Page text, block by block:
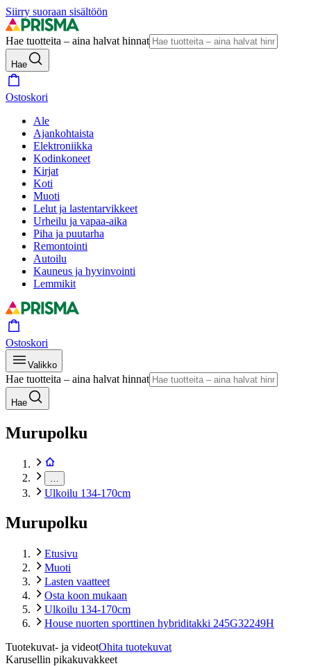
Siirry suoraan sisältöön
Hae tuotteita – aina halvat hinnat
Hae
Ostoskori
Ale
Ajankohtaista
Elektroniikka
Kodinkoneet
Kirjat
Koti
Muoti
Lelut ja lastentarvikkeet
Urheilu ja vapaa-aika
Piha ja puutarha
Remontointi
Autoilu
Kauneus ja hyvinvointi
Lemmikit
Ostoskori
Valikko
Hae tuotteita – aina halvat hinnat
Hae
Murupolku
Ulkoilu 134-170cm
Murupolku
Etusivu
Muoti
Lasten vaatteet
Osta koon mukaan
Ulkoilu 134-170cm
House nuorten sporttinen hybriditakki 245G32249H
Tuotekuvat- ja videotOhita tuotekuvat
Karusellin pikakuvakkeet